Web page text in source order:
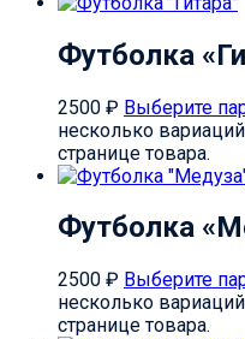
Футболка
2500 ₽ Выберите
несколько
странице товара.
Футболка
2500 ₽ Выберите
несколько
странице товара.